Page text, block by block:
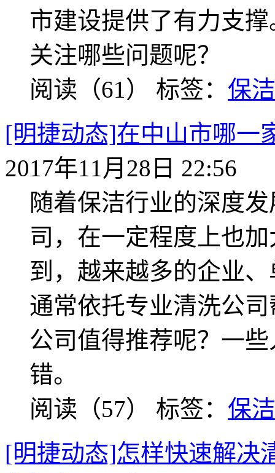
市建设提供了有力支
关注哪些问题呢？
阅读（61） 标签： 保
[明捷动态]在中山市哪一
2017年11月28日 22:56
随着保洁行业的深度
司，在一定程度上也
到，越来越多的企业
通常依托专业清洗公
公司值得推荐呢？一
错。
阅读（57） 标签： 保
[明捷动态]怎样快速解决